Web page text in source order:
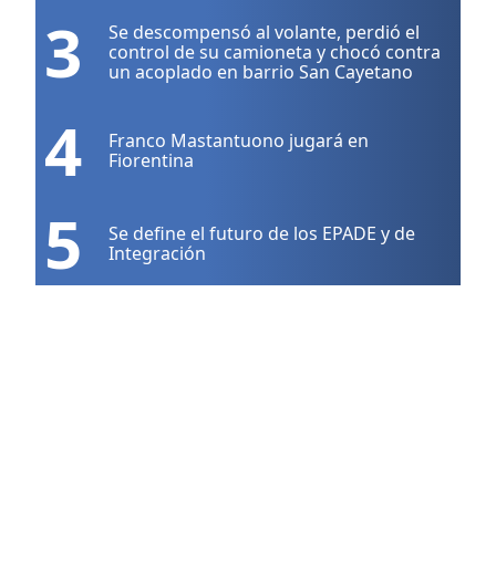
3
Se descompensó al volante, perdió el
control de su camioneta y chocó contra
un acoplado en barrio San Cayetano
4
Franco Mastantuono jugará en
Fiorentina
5
Se define el futuro de los EPADE y de
Integración